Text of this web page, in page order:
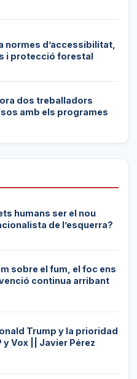
normes d’accessibilitat,
i protecció forestal
dos treballadors
amb els programes
humans ser el nou
de l’esquerra?
sobre el fum, el foc ens
continua arribant
Trump y la prioridad
y Vox || Javier Pérez